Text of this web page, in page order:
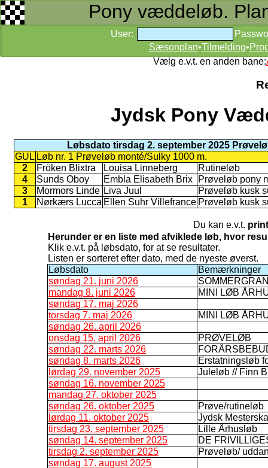
Pony væddeløb.
User:
Sæsonplan•Tilmelding•
Vælg e.v.t. en anden bane:
Jydsk Pony
Løbsdato tirsdag 2. september 2025
GUL Løb nr. 1 Prøveløb monté/Sulky 1000 m.
2
Fröken Blixtra Louisa Linneberg
Rutineløb
4
Sunds Oboy Embla Elisabeth Brix
Prøveløb pony
3
Mormors Linde Liva Juul
Prøveløb kusk
1
Nørkærs Lucca Ellen Suhr Villefrance Prøveløb kusk
Du kan e.v.t.
Herunder er en liste med afviklede løb, hvor
Klik e.v.t. på løbsdato, for at se resultater.
Listen er sorteret efter dato, med de nyeste øverst.
Løbsdato
Bemærkninger
søndag 21. juni 2026
mandag 8. juni 2026
MINI LØB
søndag 17. maj 2026
torsdag 7. maj 2026
MINI LØB
søndag 26. april 2026
onsdag 15. april 2026
PRØVELØB
søndag 22. marts 2026
søndag 8. marts 2026
Erstatningsløb
lørdag 29. november 2025
Juleløb // Finn
søndag 16. november 2025
mandag 27. oktober 2025
søndag 26. oktober 2025
Prøve/rutineløb
lørdag 11. oktober 2025
Jydsk
tirsdag 23. september 2025
Lille Århusløb
søndag 14. september 2025
DE
tirsdag 2. september 2025
Prøveløb/
søndag 17. august 2025